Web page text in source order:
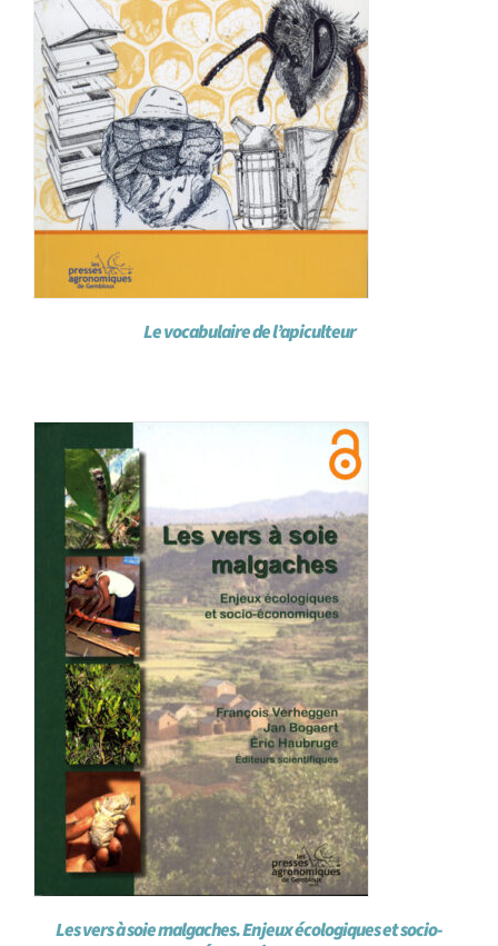
Le vocabulaire de l’apiculteur
Les vers à soie malgaches. Enjeux écologiques et socio-